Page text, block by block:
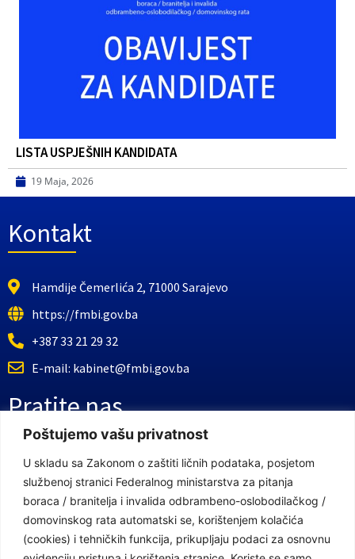
Poštujemo vašu privatnost
U skladu sa Zakonom o zaštiti ličnih podataka, posjetom
službenoj stranici Federalnog ministarstva za pitanja
boraca / branitelja i invalida odbrambeno-oslobodilačkog /
domovinskog rata automatski se, korištenjem kolačića
(cookies) i tehničkih funkcija, prikupljaju podaci za osnovnu
LISTA USPJEŠNIH KANDIDATA
19 Maja, 2026
Kontakt
Hamdije Čemerlića 2, 71000 Sarajevo
https://fmbi.gov.ba
+387 33 21 29 32
E-mail: kabinet@fmbi.gov.ba
Pratite nas
Facebook Stranica
Youtube Kanal
Linkovi